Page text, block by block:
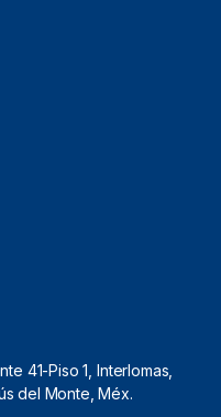
41-Piso 1, Interlomas,
del Monte, Méx.